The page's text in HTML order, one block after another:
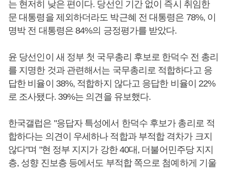
는 현저히 낮은 편이다. 당선인 기간 없이 즉시 취임한
문 대통령을 제외하더라도 박근혜 전 대통령은 78%, 이
명박 전 대통령은 84%의 긍정평가를 받았다.
윤 당선인이 새 정부 첫 국무총리 후보로 한덕수 전 총리
를 지명한 것과 관련해서는 국무총리로 적합하다고 응
답한 비율이 38%, 적합하지 않다고 응답한 비율이 22%
로 조사됐다. 39%는 의견을 유보했다.
한국갤럽은 "응답자 특성에서 한덕수 후보가 총리로 적
합하다는 의견이 우세하나 적합과 부적합 격차가 크지
않다"며 "현 정부 지지가 강한 40대, 더불어민주당 지지
층, 성향 진보층 등에서도 부적합 쪽으로 첨예하게 기울